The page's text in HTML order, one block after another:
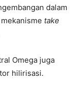
dalam
take
Omega juga
hilirisasi.